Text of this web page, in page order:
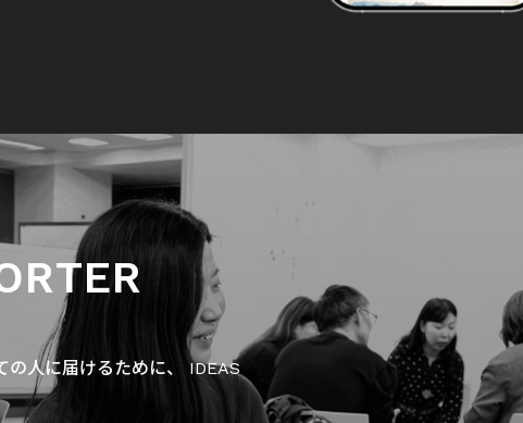
の人に届けるために、 IDEAS